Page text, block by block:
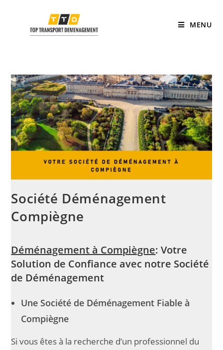
MENU
Société Déménagement
Compiègne
Déménagement à Compiègne: Votre
Solution de Confiance avec notre Société
de Déménagement
Une Société de Déménagement Fiable à
Compiègne
Si vous êtes à la recherche d’un professionnel du